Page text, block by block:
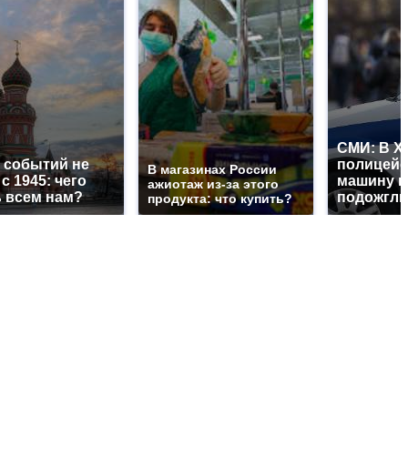
событий не
1945: чего
всем нам?
В магазинах России
ажиотаж из-за этого
продукта: что купить?
СМИ: В
машину